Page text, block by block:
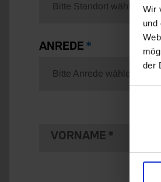
Wir
und
der
Bitte Standort wählen
ANREDE
Bitte Anrede wählen
VORNAME